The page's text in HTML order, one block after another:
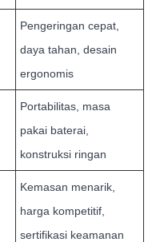
Pengeringan cepat,
daya tahan, desain
ergonomis
Portabilitas, masa
pakai baterai,
konstruksi ringan
Kemasan menarik,
harga kompetitif,
sertifikasi keamanan